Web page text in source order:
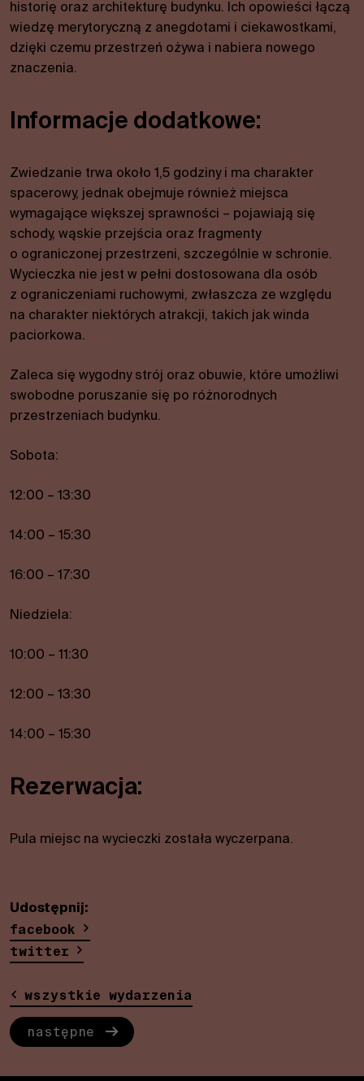
historię oraz architekturę budynku. Ich opowieści łączą
wiedzę merytoryczną z anegdotami i ciekawostkami,
dzięki czemu przestrzeń ożywa i nabiera nowego
znaczenia.
Informacje dodatkowe:
Zwiedzanie trwa około 1,5 godziny i ma charakter
spacerowy, jednak obejmuje również miejsca
wymagające większej sprawności – pojawiają się
schody, wąskie przejścia oraz fragmenty
o ograniczonej przestrzeni, szczególnie w schronie.
Wycieczka nie jest w pełni dostosowana dla osób
z ograniczeniami ruchowymi, zwłaszcza ze względu
na charakter niektórych atrakcji, takich jak winda
paciorkowa.
Zaleca się wygodny strój oraz obuwie, które umożliwi
swobodne poruszanie się po różnorodnych
przestrzeniach budynku.
Sobota:
12:00 – 13:30
14:00 – 15:30
16:00 – 17:30
Niedziela:
10:00 – 11:30
12:00 – 13:30
14:00 – 15:30
Rezerwacja:
Pula miejsc na wycieczki została wyczerpana.
Udostępnij:
facebook
twitter
wszystkie wydarzenia
następne
i struktury
serwisu w
oparciu o
Aby nasza
strona
internetowa
najlepiej
podczas
Twojej
wizyty. Jeśli
odrzucisz te
znikną ze
strony